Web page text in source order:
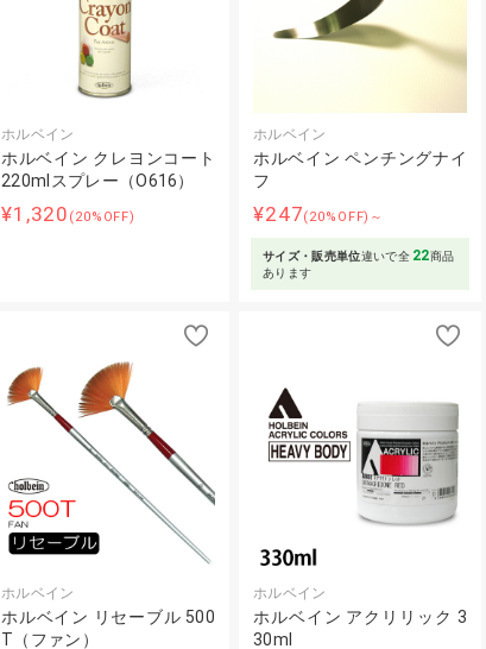
ホルベイン
ホルベイン クレヨンコート
220mlスプレー（O616）
¥1,320 (20%OFF)
ホルベイン
ホルベイン ペンチングナイ
フ
¥247(20%OFF)～
サイズ・販売単位違いで全 22商品
あります
ホルベイン
ホルベイン リセーブル 500
T（ファン）
ホルベイン
ホルベイン アクリリック 3
30ml